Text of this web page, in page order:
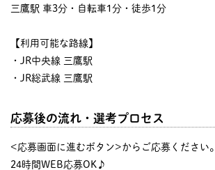
三鷹駅 車3分・自転車1分・徒歩1分
【利用可能な路線】
・JR中央線 三鷹駅
・JR総武線 三鷹駅
応募後の流れ・選考プロセス
<応募画面に進むボタン>からご応募ください。
24時間WEB応募OK♪